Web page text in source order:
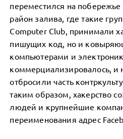
переместился на
район залива, где такие
Computer Club, принимали
пишущих код, но и
компьютерами и
коммерциализировалось, и
отбросили часть
таким образом, хакерство
людей и крупнейшие
переименования адрес